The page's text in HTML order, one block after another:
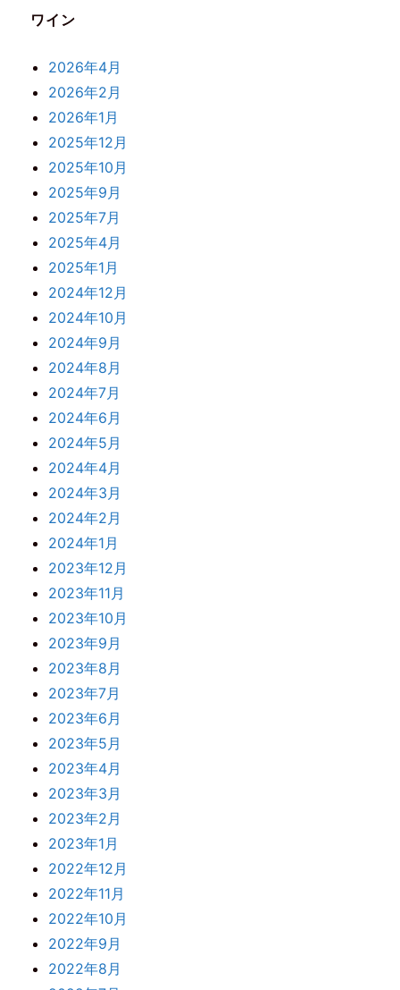
ワイン
2026年4月
2026年2月
2026年1月
2025年12月
2025年10月
2025年9月
2025年7月
2025年4月
2025年1月
2024年12月
2024年10月
2024年9月
2024年8月
2024年7月
2024年6月
2024年5月
2024年4月
2024年3月
2024年2月
2024年1月
2023年12月
2023年11月
2023年10月
2023年9月
2023年8月
2023年7月
2023年6月
2023年5月
2023年4月
2023年3月
2023年2月
2023年1月
2022年12月
2022年11月
2022年10月
2022年9月
2022年8月